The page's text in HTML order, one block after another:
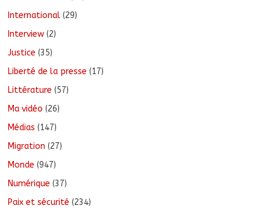
International (29)
Interview (2)
Justice (35)
Liberté de la presse (17)
Littérature (57)
Ma vidéo (26)
Médias (147)
Migration (27)
Monde (947)
Numérique (37)
Paix et sécurité (234)